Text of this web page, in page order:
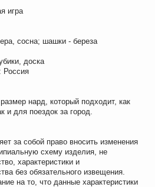
игра
сосна; шашки - береза
доска
Россия
нард, который подходит, как
и для поездок за город.
за собой право вносить изменения
схему изделия, не
характеристики и
без обязательного извещения.
на то, что данные характеристики